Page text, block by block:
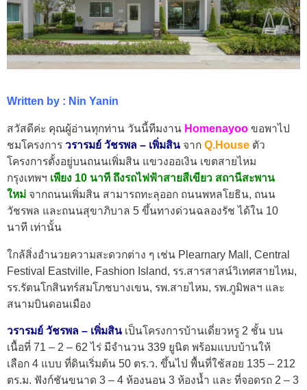
Written by : Nin Yanin
สวัสดีค่ะ คุณผู้อ่านทุกท่าน วันนี้ทีมงาน Homenayoo ขอพาไป
ชมโครงการ วรารมย์ วัชรพล – เพิ่มสิน จาก Q.House ตัว
โครงการตั้งอยู่บนถนนเพิ่มสิน แขวงออเงิน เขตสายไหม
กรุงเทพฯ เพียง 10 นาที ถึงรถไฟฟ้าสายสีเขียว สถานีสะพาน
ใหม่ จากถนนเพิ่มสิน สามารถทะลุออก ถนนพหลโยธิน, ถนน
วัชรพล และถนนสุขาภิบาล 5 ขึ้นทางด่วนฉลองรัช ได้ใน 10
นาที เท่านั้น
ใกล้สิ่งอำนวยความสะดวกต่าง ๆ เช่น Plearnary Mall, Central
Festival Eastville, Fashion Island, รร.สารสาสน์วิเทศสายไหม,
รร.รัตนโกสินทร์สมโภชบางเขน, รพ.สายไหม, รพ.ภูมิพลฯ และ
สนามบินดอนเมือง
วรารมย์ วัชรพล – เพิ่มสิน เป็นโครงการบ้านเดี่ยวหรู 2 ชั้น บน
เนื้อที่ 71 – 2 – 62 ไร่ มีจำนวน 339 ยูนิต พร้อมแบบบ้านให้
เลือก 4 แบบ ที่ดินเริ่มต้น 50 ตร.ว. ขึ้นไป พื้นที่ใช้สอย 135 – 212
ตร.ม. ฟังก์ชันขนาด 3 – 4 ห้องนอน 3 ห้องน้ำ และ ที่จอดรถ 2 – 3